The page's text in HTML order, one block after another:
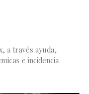
a través ayuda,
e incidencia